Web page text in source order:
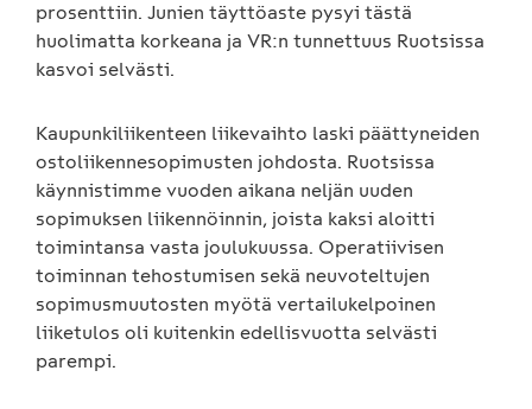
prosenttiin. Junien täyttöaste pysyi tästä
huolimatta korkeana ja VR:n tunnettuus Ruotsissa
kasvoi selvästi.
Kaupunkiliikenteen liikevaihto laski päättyneiden
ostoliikennesopimusten johdosta. Ruotsissa
käynnistimme vuoden aikana neljän uuden
sopimuksen liikennöinnin, joista kaksi aloitti
toimintansa vasta joulukuussa. Operatiivisen
toiminnan tehostumisen sekä neuvoteltujen
sopimusmuutosten myötä vertailukelpoinen
liiketulos oli kuitenkin edellisvuotta selvästi
parempi.